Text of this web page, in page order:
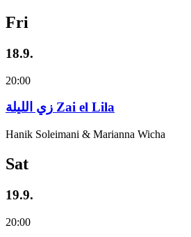
Fri
18.9.
20:00
زي‌ اللیلة Zai el Lila
Hanik Soleimani & Marianna Wicha
Sat
19.9.
20:00